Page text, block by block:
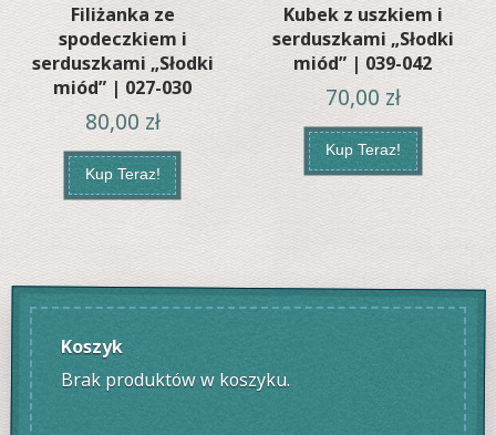
Filiżanka ze
spodeczkiem i
serduszkami „Słodki
miód” | 027-030
80,00 zł
Kup Teraz!
Kubek z uszkiem i
serduszkami „Słodki
miód” | 039-042
70,00 zł
Kup Teraz!
Koszyk
Brak produktów w koszyku.